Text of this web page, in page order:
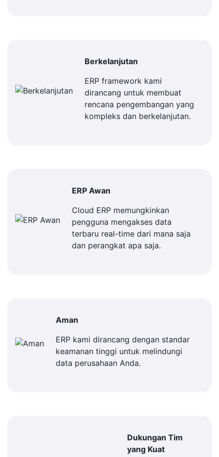
Berkelanjutan
ERP framework kami
dirancang untuk membuat
rencana pengembangan yang
kompleks dan berkelanjutan.
ERP Awan
Cloud ERP memungkinkan
pengguna mengakses data
terbaru real-time dari mana saja
dan perangkat apa saja.
Aman
ERP kami dirancang dengan standar
keamanan tinggi untuk melindungi
data perusahaan Anda.
Dukungan Tim
yang Kuat